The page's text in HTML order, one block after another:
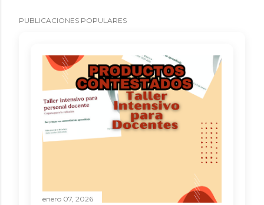
PUBLICACIONES POPULARES
enero 07, 2026